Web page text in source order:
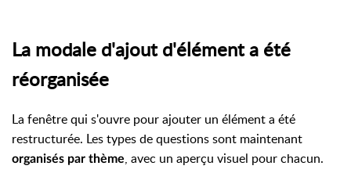
La modale d'ajout d'élément a été
réorganisée
La fenêtre qui s'ouvre pour ajouter un élément a été
restructurée. Les types de questions sont maintenant
organisés par thème, avec un aperçu visuel pour chacun.